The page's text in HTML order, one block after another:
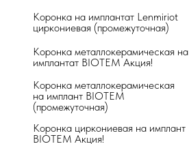
Коронка металлокерамическая
на имплант BIOTEM
(промежуточная)
Коронка металлокерамическая на
имплантат BIOTEM Акция!
Коронка на имплантат Lenmiriot
циркониевая (промежуточная)
Коронка циркониевая на имплант
BIOTEM Акция!